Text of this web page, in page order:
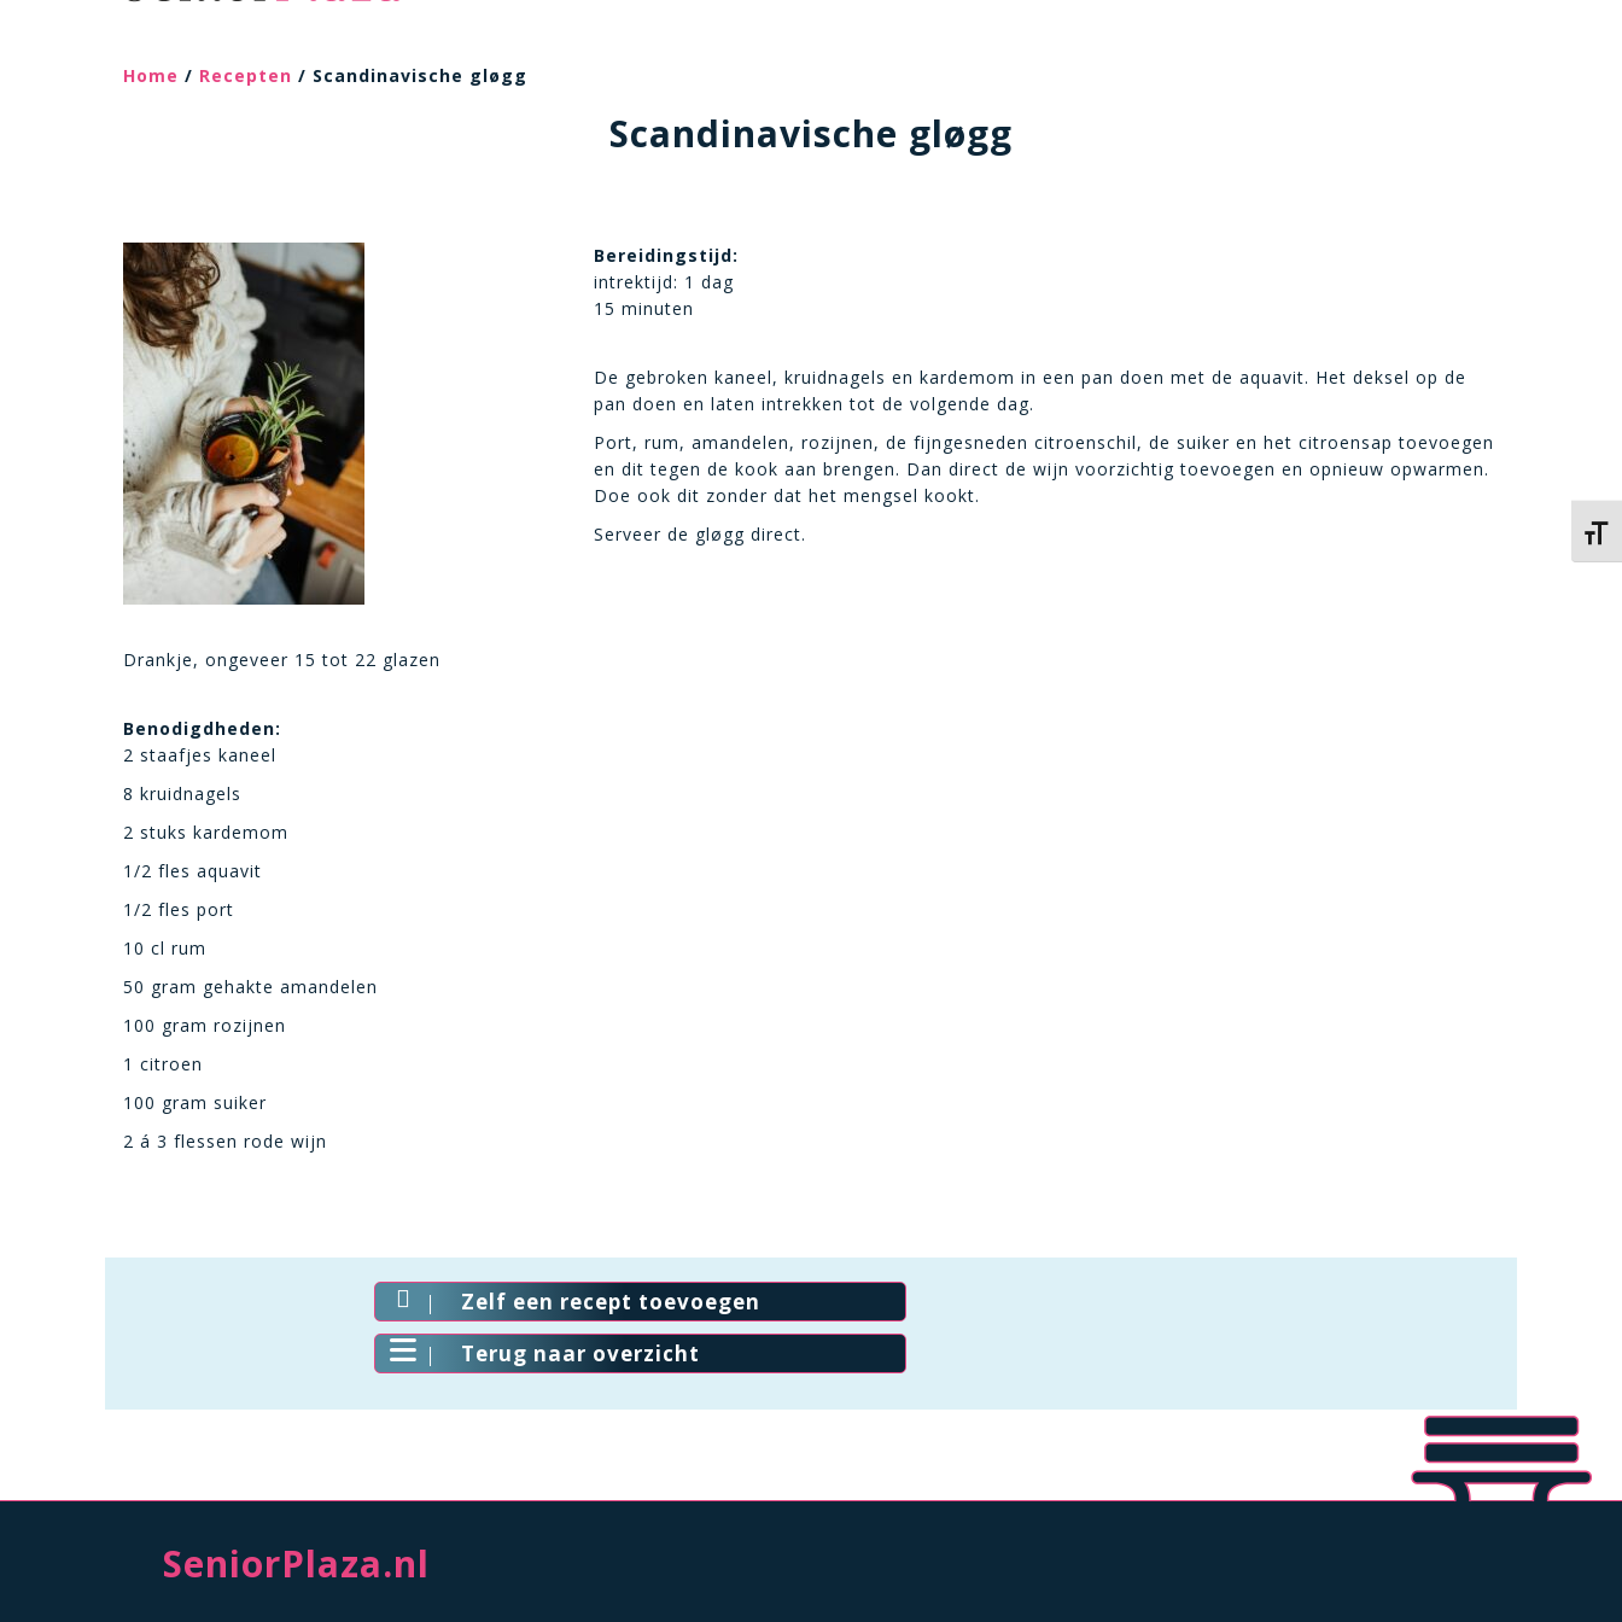
Home / Recepten / Scandinavische gløgg
Scandinavische gløgg
Drankje, ongeveer 15 tot 22 glazen
Benodigdheden:
2 staafjes kaneel
8 kruidnagels
2 stuks kardemom
1/2 fles aquavit
1/2 fles port
10 cl rum
50 gram gehakte amandelen
100 gram rozijnen
1 citroen
100 gram suiker
2 á 3 flessen rode wijn
Bereidingstijd:
intrektijd: 1 dag
15 minuten
De gebroken kaneel, kruidnagels en kardemom in een pan doen met de aquavit. Het deksel op de
pan doen en laten intrekken tot de volgende dag.
Port, rum, amandelen, rozijnen, de fijngesneden citroenschil, de suiker en het citroensap toevoegen
en dit tegen de kook aan brengen. Dan direct de wijn voorzichtig toevoegen en opnieuw opwarmen.
Doe ook dit zonder dat het mengsel kookt.
Serveer de gløgg direct.
Zelf een recept toevoegen
Terug naar overzicht
SeniorPlaza.nl